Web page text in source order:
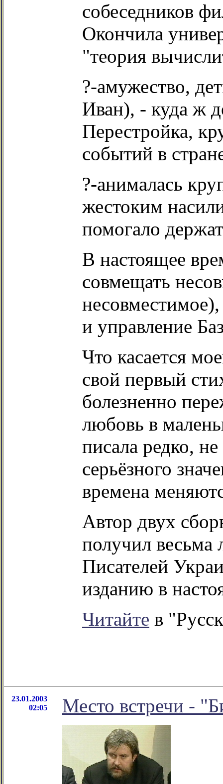
собеседников
Окончила
"теория
?-амужество,
Иван), - куда ж
Перестройка,
событий в
?-анималась
жестоким
помогало
В настоящее
совмещать
и управление
Что касается
свой первый
болезненно
любовь в
писала редко,
серьёзного
времена
Автор двух
получил весьма
Писателей
изданию в
Читайте в
23.01.2003
02:05
Место встречи -